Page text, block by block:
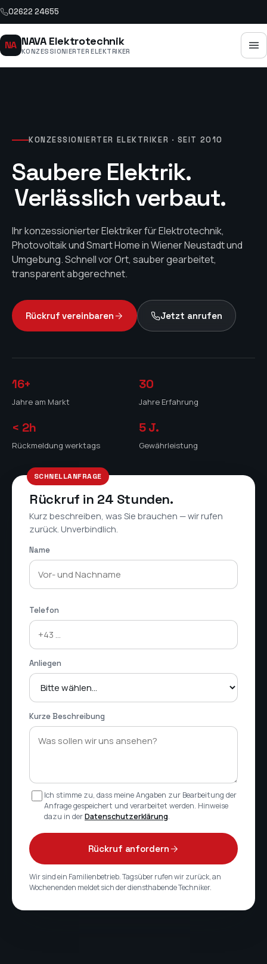
02622 24655
NA NAVA Elektrotechnik
KONZESSIONIERTER ELEKTRIKER
KONZESSIONIERTER ELEKTRIKER · SEIT 2010
Saubere Elektrik.
Verlässlich verbaut.
Ihr konzessionierter Elektriker für Elektrotechnik,
Photovoltaik und Smart Home in Wiener Neustadt und
Umgebung. Schnell vor Ort, sauber gearbeitet,
transparent abgerechnet.
Rückruf vereinbaren Jetzt anrufen
16+
Jahre am Markt
30
Jahre Erfahrung
< 2h
Rückmeldung werktags
5J.
Gewährleistung
SCHNELLANFRAGE
Rückruf in 24 Stunden.
Kurz beschreiben, was Sie brauchen — wir rufen
zurück. Unverbindlich.
Name
Telefon
Anliegen
Kurze Beschreibung
Ich stimme zu, dass meine Angaben zur Bearbeitung der
Anfrage gespeichert und verarbeitet werden. Hinweise
dazu in derDatenschutzerklärung.
Rückruf anfordern
Wir sind ein Familienbetrieb. Tagsüber rufen wir zurück, an
Wochenenden meldet sich der diensthabende Techniker.